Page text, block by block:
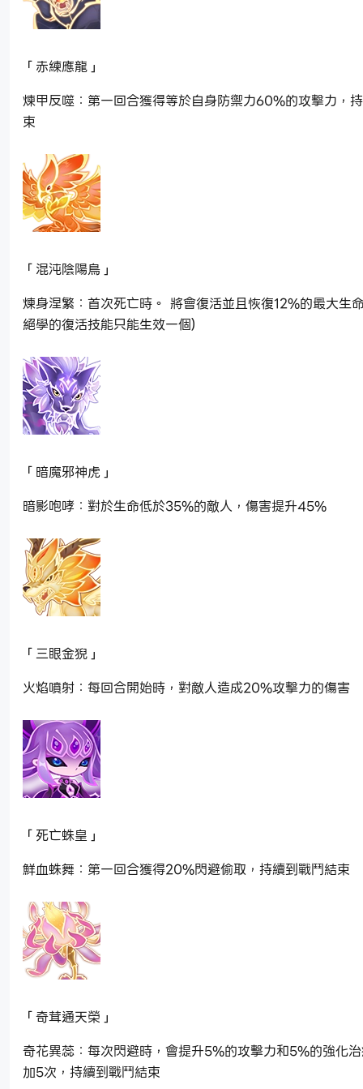
「赤練應龍」
煉甲反噬：第一回合獲得等於自身防禦力60%的攻擊力，
束
「混沌陰陽鳥」
煉身涅繁：首次死亡時。 將會復活並且恢復12%的最大生
絕學的復活技能只能生效一個)
「暗魔邪神虎」
暗影咆哮：對於生命低於35%的敵人，傷害提升45%
「三眼金猊」
火焰噴射：每回合開始時，對敵人造成20%攻擊力的傷害
「死亡蛛皇」
鮮血蛛舞：第一回合獲得20%閃避偷取，持續到戰鬥結束
「奇茸通天榮」
奇花異蕊：每次閃避時，會提升5%的攻擊力和5%的強化
加5次，持續到戰鬥結束